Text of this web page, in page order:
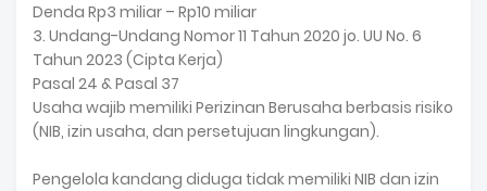
Denda Rp3 miliar – Rp10 miliar
3. Undang-Undang Nomor 11 Tahun 2020 jo. UU No. 6
Tahun 2023 (Cipta Kerja)
Pasal 24 & Pasal 37
Usaha wajib memiliki Perizinan Berusaha berbasis risiko
(NIB, izin usaha, dan persetujuan lingkungan).
Pengelola kandang diduga tidak memiliki NIB dan izin